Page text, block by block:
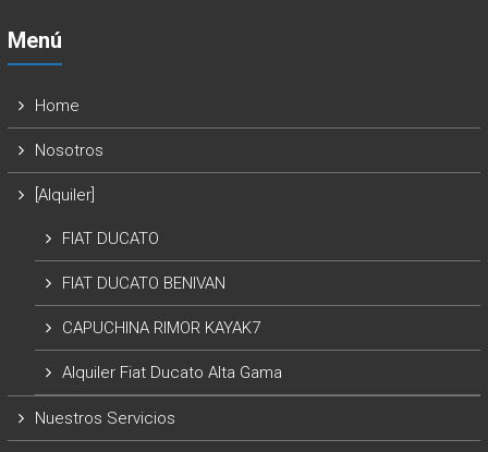
Menú
Home
Nosotros
[Alquiler]
FIAT DUCATO
FIAT DUCATO BENIVAN
CAPUCHINA RIMOR KAYAK7
Alquiler Fiat Ducato Alta Gama
Nuestros Servicios